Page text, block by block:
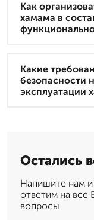
Как
хамама в
Какие
безопасности
эксплуатации
Остались
Напишите нам
ответим на все
вопросы